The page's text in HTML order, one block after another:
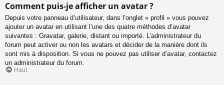
Comment puis-je afficher un avatar ?
Depuis votre panneau d’utilisateur, dans l’onglet « profil » vous pouvez
ajouter un avatar en utilisant l’une des quatre méthodes d’avatar
suivantes : Gravatar, galerie, distant ou importé. L’administrateur du
forum peut activer ou non les avatars et décider de la manière dont ils
sont mis à disposition. Si vous ne pouvez pas utiliser d’avatar, contactez
un administrateur du forum.
Haut